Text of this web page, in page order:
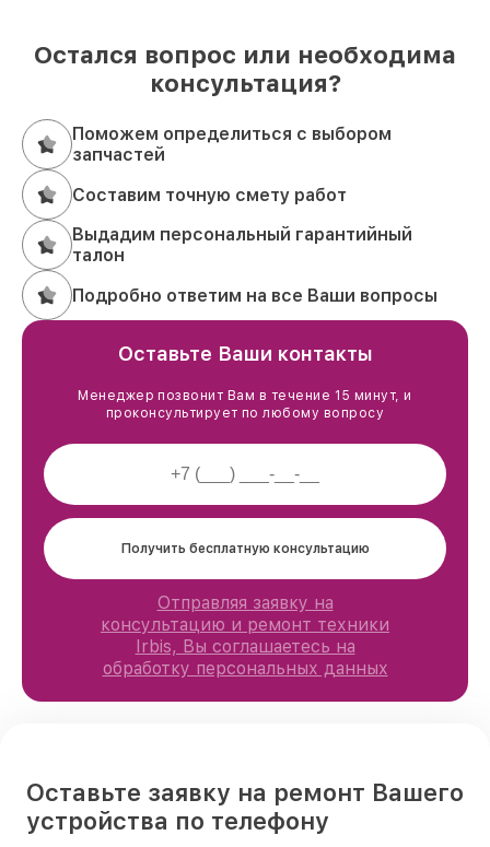
Остался вопрос или необходима
консультация?
Поможем определиться с выбором
запчастей
Составим точную смету работ
Выдадим персональный гарантийный
талон
Подробно ответим на все Ваши вопросы
Оставьте Ваши контакты
Менеджер позвонит Вам в течение 15 минут, и
проконсультирует по любому вопросу
Получить бесплатную консультацию
Отправляя заявку на
консультацию и ремонт техники
Irbis, Вы соглашаетесь на
обработку персональных данных
Оставьте заявку на ремонт Вашего
устройства по телефону